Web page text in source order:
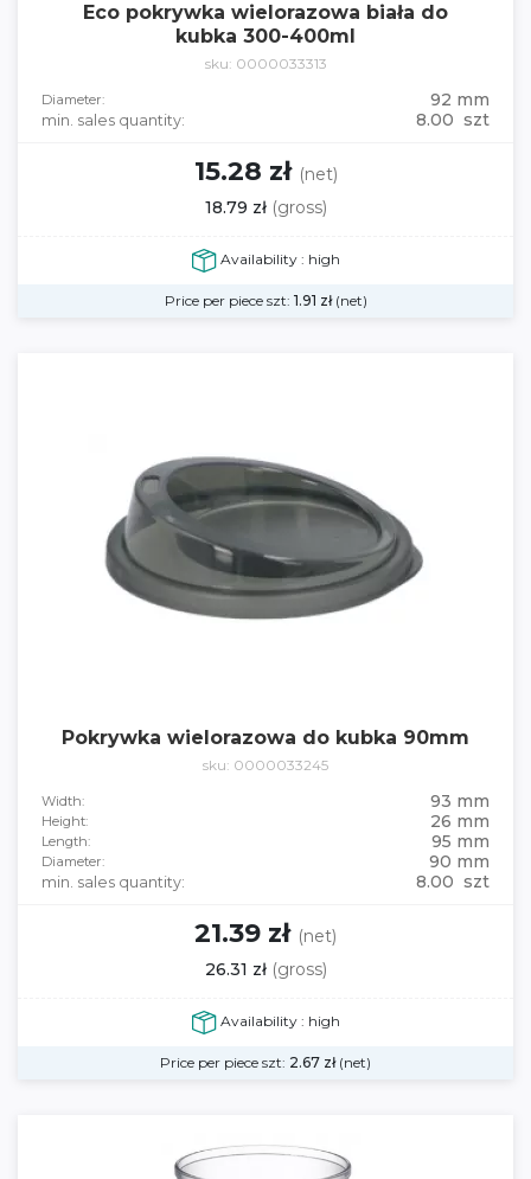
Eco pokrywka wielorazowa biała do
kubka 300-400ml
sku: 0000033313
Diameter: 92 mm
min. sales quantity: 8.00 szt
15.28 zł (net)
18.79 zł (gross)
Availability : high
Price per piece szt: 1.91 zł(net)
Pokrywka wielorazowa do kubka 90mm
sku: 0000033245
Width: 93 mm
Height: 26 mm
Length: 95 mm
Diameter: 90 mm
min. sales quantity: 8.00 szt
21.39 zł (net)
26.31 zł (gross)
Availability : high
Price per piece szt: 2.67 zł(net)